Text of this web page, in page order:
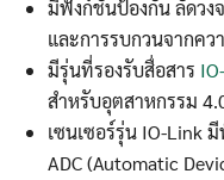
มีฟังก์ชันป้องกัน ลัดวง
และการรบกวนจากคว
มีรุ่นที่รองรับสื่อสาร
สำหรับอุตสาหกรรม
เซนเซอร์รุ่น IO-Link
ADC (Automatic